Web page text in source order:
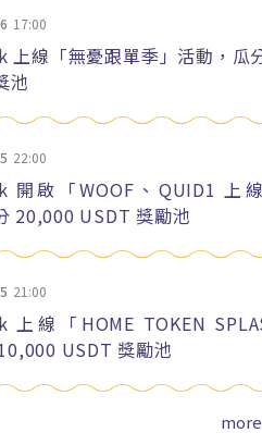
17:00
上線「無憂跟單季」活動，瓜
池
22:00
開啟「WOOF、QUID1 上
20,000 USDT 獎勵池
21:00
上線「HOME TOKEN
USDT 獎勵池
more